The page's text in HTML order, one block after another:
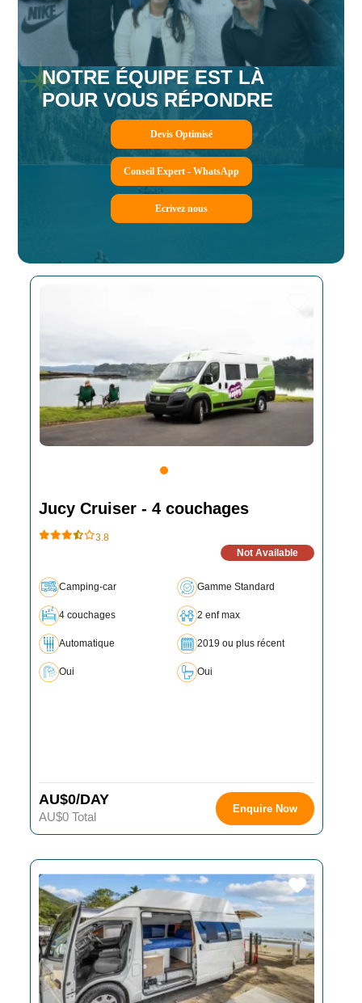
NOTRE ÉQUIPE EST LÀ
POUR VOUS RÉPONDRE
Devis Optimisé
Conseil Expert - WhatsApp
Ecrivez nous
Jucy Cruiser - 4 couchages
3.8
Not Available
Camping-car Gamme Standard
4 couchages 2 enf max
Automatique 2019 ou plus récent
Oui Oui
AU$0/DAY
AU$0 Total
Enquire Now